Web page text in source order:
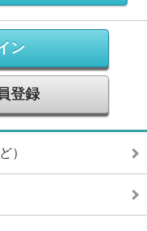
ン
登録
）